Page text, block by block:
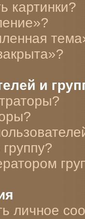
картинки?
и
личное